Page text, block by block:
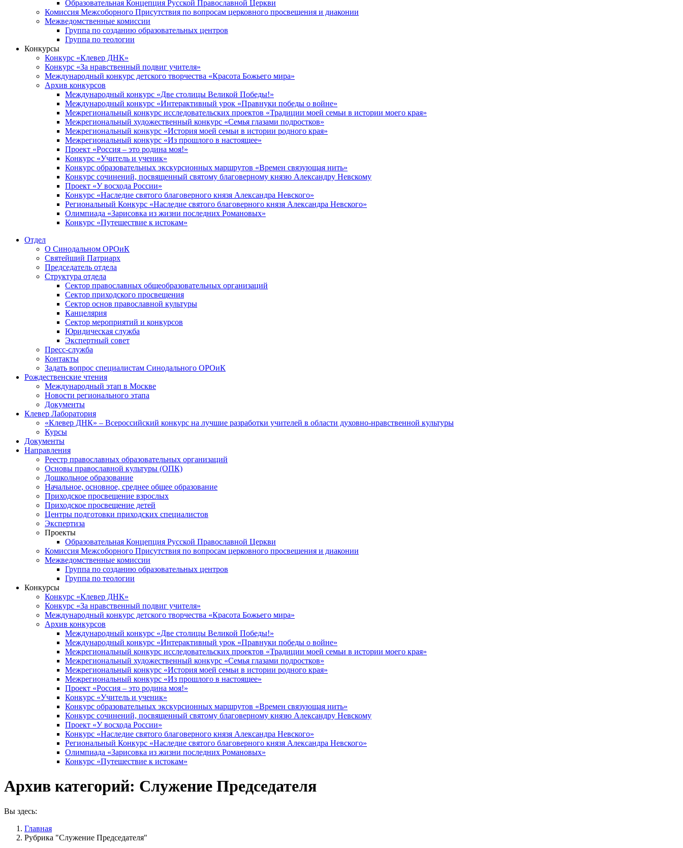
Образовательная Концепция Русской Православной Церкви
Комиссия Межсоборного Присутствия по вопросам церковного просвещения и диаконии
Межведомственные комиссии
Группа по созданию образовательных центров
Группа по теологии
Конкурсы
Конкурс «Клевер ДНК»
Конкурс «За нравственный подвиг учителя»
Международный конкурс детского творчества «Красота Божьего мира»
Архив конкурсов
Международный конкурс «Две столицы Великой Победы!»
Международный конкурс «Интерактивный урок «Правнуки победы о войне»
Межрегиональный конкурс исследовательских проектов «Традиции моей семьи в истории моего края»
Межрегиональный художественный конкурс «Семья глазами подростков»
Межрегиональный конкурс «История моей семьи в истории родного края»
Межрегиональный конкурс «Из прошлого в настоящее»
Проект «Россия – это родина моя!»
Конкурс «Учитель и ученик»
Конкурс образовательных экскурсионных маршрутов «Времен связующая нить»
Конкурс сочинений, посвященный святому благоверному князю Александру Невскому
Проект «У восхода России»
Конкурс «Наследие святого благоверного князя Александра Невского»
Региональный Конкурс «Наследие святого благоверного князя Александра Невского»
Олимпиада «Зарисовка из жизни последних Романовых»
Конкурс «Путешествие к истокам»
Отдел
О Синодальном ОРОиК
Святейший Патриарх
Председатель отдела
Структура отдела
Сектор православных общеобразовательных организаций
Сектор приходского просвещения
Сектор основ православной культуры
Канцелярия
Сектор мероприятий и конкурсов
Юридическая служба
Экспертный совет
Пресс-служба
Контакты
Задать вопрос специалистам Синодального ОРОиК
Рождественские чтения
Международный этап в Москве
Новости регионального этапа
Документы
Клевер Лаборатория
«Клевер ДНК» – Всероссийский конкурс на лучшие разработки учителей в области духовно-нравственной культуры
Курсы
Документы
Направления
Реестр православных образовательных организаций
Основы православной культуры (ОПК)
Дошкольное образование
Начальное, основное, среднее общее образование
Приходское просвещение взрослых
Приходское просвещение детей
Центры подготовки приходских специалистов
Экспертиза
Проекты
Образовательная Концепция Русской Православной Церкви
Комиссия Межсоборного Присутствия по вопросам церковного просвещения и диаконии
Межведомственные комиссии
Группа по созданию образовательных центров
Группа по теологии
Конкурсы
Конкурс «Клевер ДНК»
Конкурс «За нравственный подвиг учителя»
Международный конкурс детского творчества «Красота Божьего мира»
Архив конкурсов
Международный конкурс «Две столицы Великой Победы!»
Международный конкурс «Интерактивный урок «Правнуки победы о войне»
Межрегиональный конкурс исследовательских проектов «Традиции моей семьи в истории моего края»
Межрегиональный художественный конкурс «Семья глазами подростков»
Межрегиональный конкурс «История моей семьи в истории родного края»
Межрегиональный конкурс «Из прошлого в настоящее»
Проект «Россия – это родина моя!»
Конкурс «Учитель и ученик»
Конкурс образовательных экскурсионных маршрутов «Времен связующая нить»
Конкурс сочинений, посвященный святому благоверному князю Александру Невскому
Проект «У восхода России»
Конкурс «Наследие святого благоверного князя Александра Невского»
Региональный Конкурс «Наследие святого благоверного князя Александра Невского»
Олимпиада «Зарисовка из жизни последних Романовых»
Конкурс «Путешествие к истокам»
Архив категорий: Служение Председателя
Вы здесь:
Главная
Рубрика "Служение Председателя"